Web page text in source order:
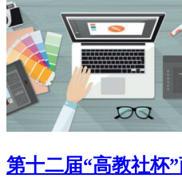
第十二届“高教社杯